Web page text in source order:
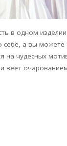
в одном
себе, а вы можете
на чудесных
веет